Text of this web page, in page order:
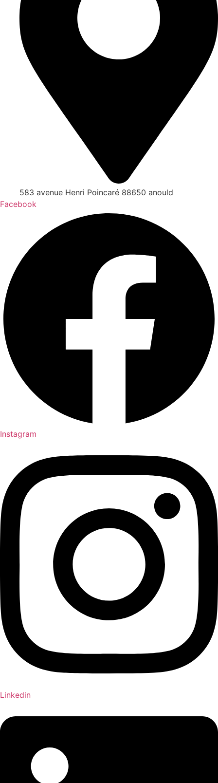
583 avenue Henri Poincaré 88650 anould
Facebook
Instagram
Linkedin